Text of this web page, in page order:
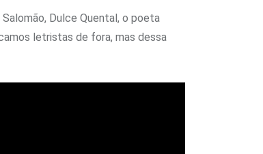
Dulce Quental, o poeta
letristas de fora, mas dessa